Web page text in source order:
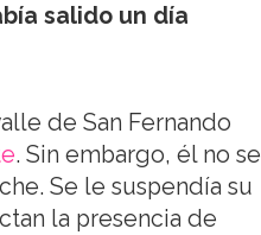
salido un día
de San Fernando
. Sin embargo, él no se
Se le suspendía su
la presencia de